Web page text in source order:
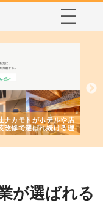
株式会社スプリングエフが選
れる理由とOEMアパレル製造
強み
が選ばれる